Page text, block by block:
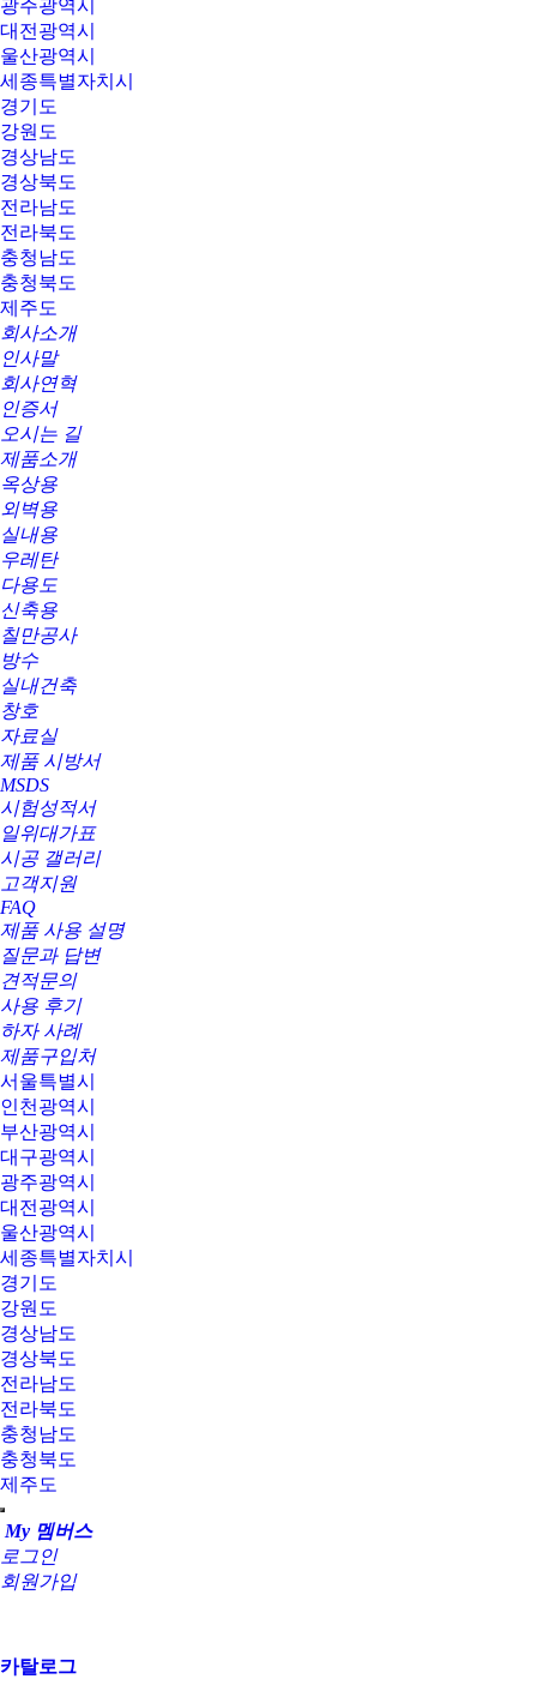
광주광역시
대전광역시
울산광역시
세종특별자치시
경기도
강원도
경상남도
경상북도
전라남도
전라북도
충청남도
충청북도
제주도
회사소개
인사말
회사연혁
인증서
오시는 길
제품소개
옥상용
외벽용
실내용
우레탄
다용도
신축용
칠만공사
방수
실내건축
창호
자료실
제품 시방서
MSDS
시험성적서
일위대가표
시공 갤러리
고객지원
FAQ
제품 사용 설명
질문과 답변
견적문의
사용 후기
하자 사례
제품구입처
서울특별시
인천광역시
부산광역시
대구광역시
광주광역시
대전광역시
울산광역시
세종특별자치시
경기도
강원도
경상남도
경상북도
전라남도
전라북도
충청남도
충청북도
제주도
My 멤버스
로그인
회원가입
카탈로그